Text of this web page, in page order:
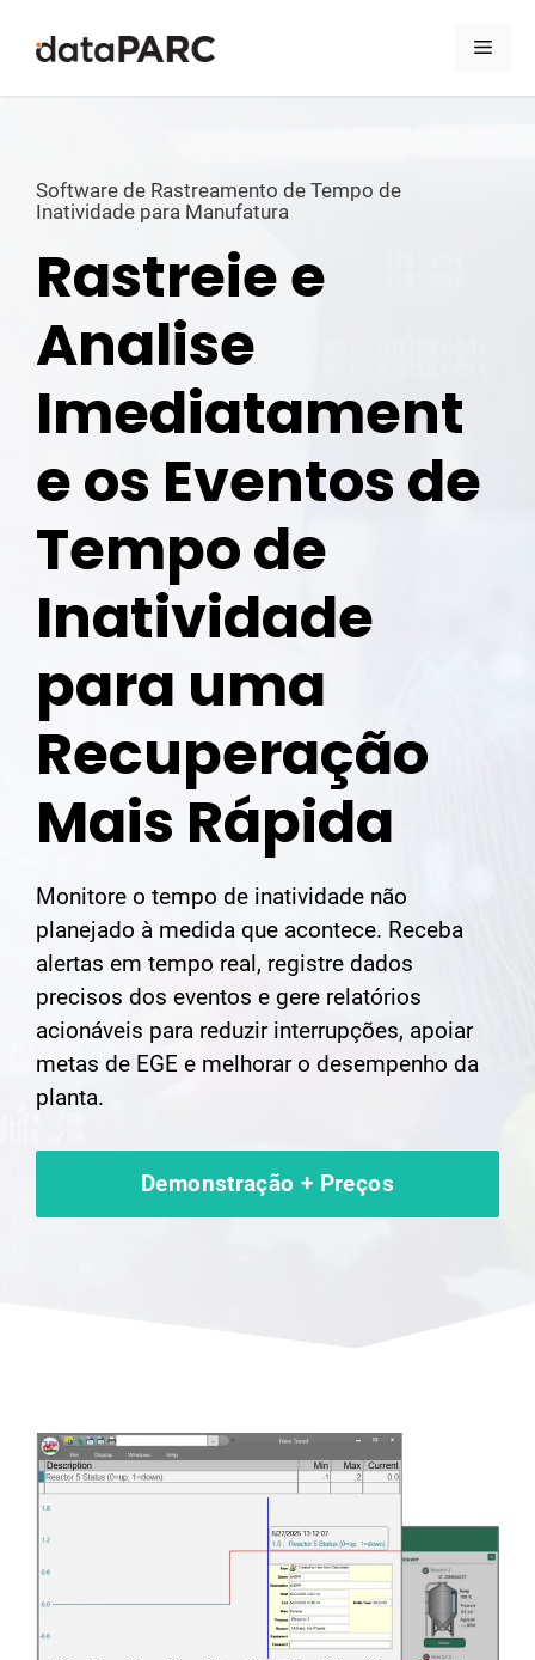
Software de Rastreamento de Tempo de
Inatividade para Manufatura
Rastreie e
Analise
Imediatament
e os Eventos de
Tempo de
Inatividade
para uma
Recuperação
Mais Rápida
Monitore o tempo de inatividade não
planejado à medida que acontece. Receba
alertas em tempo real, registre dados
precisos dos eventos e gere relatórios
acionáveis para reduzir interrupções, apoiar
metas de EGE e melhorar o desempenho da
planta.
Demonstração + Preços